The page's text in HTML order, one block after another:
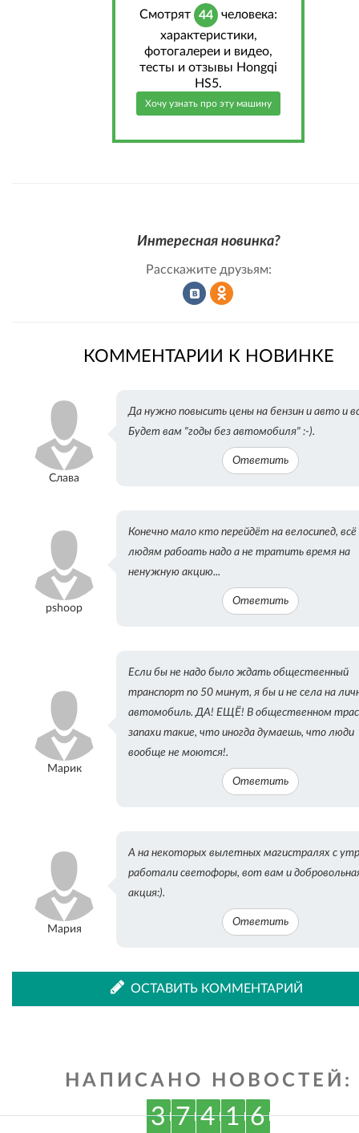
Cмотрят 44
человека:
характеристики,
фотогалереи и видео,
тесты и отзывы Hongqi
HS5.
Хочу узнать про эту машину
Интересная новинка?
Расскажите друзьям:
ВКонтактеОдноклассниках
КОММЕНТАРИИ К НОВИНКЕ
Слава
Да нужно повысить цены на бензин и авто и
Будет вам "годы без автомобиля" :-).
Ответить
pshoop
Конечно мало кто перейдёт на велосипед,
людям рабоать надо а не тратить время на
ненужную акцию...
Ответить
Марик
Если бы не надо было ждать общественный
транспорт по 50 минут, я бы и не села на
автомобиль. ДА! ЕЩЁ! В общественном
запахи такие, что иногда думаешь, что люди
вообще не моются!.
Ответить
Мария
А на некоторых вылетных магистралях с
работали светофоры, вот вам и
акция:).
Ответить
ОСТАВИТЬ КОММЕНТАРИЙ
НАПИСАНО НОВОСТЕЙ:
3 7 4 1 6